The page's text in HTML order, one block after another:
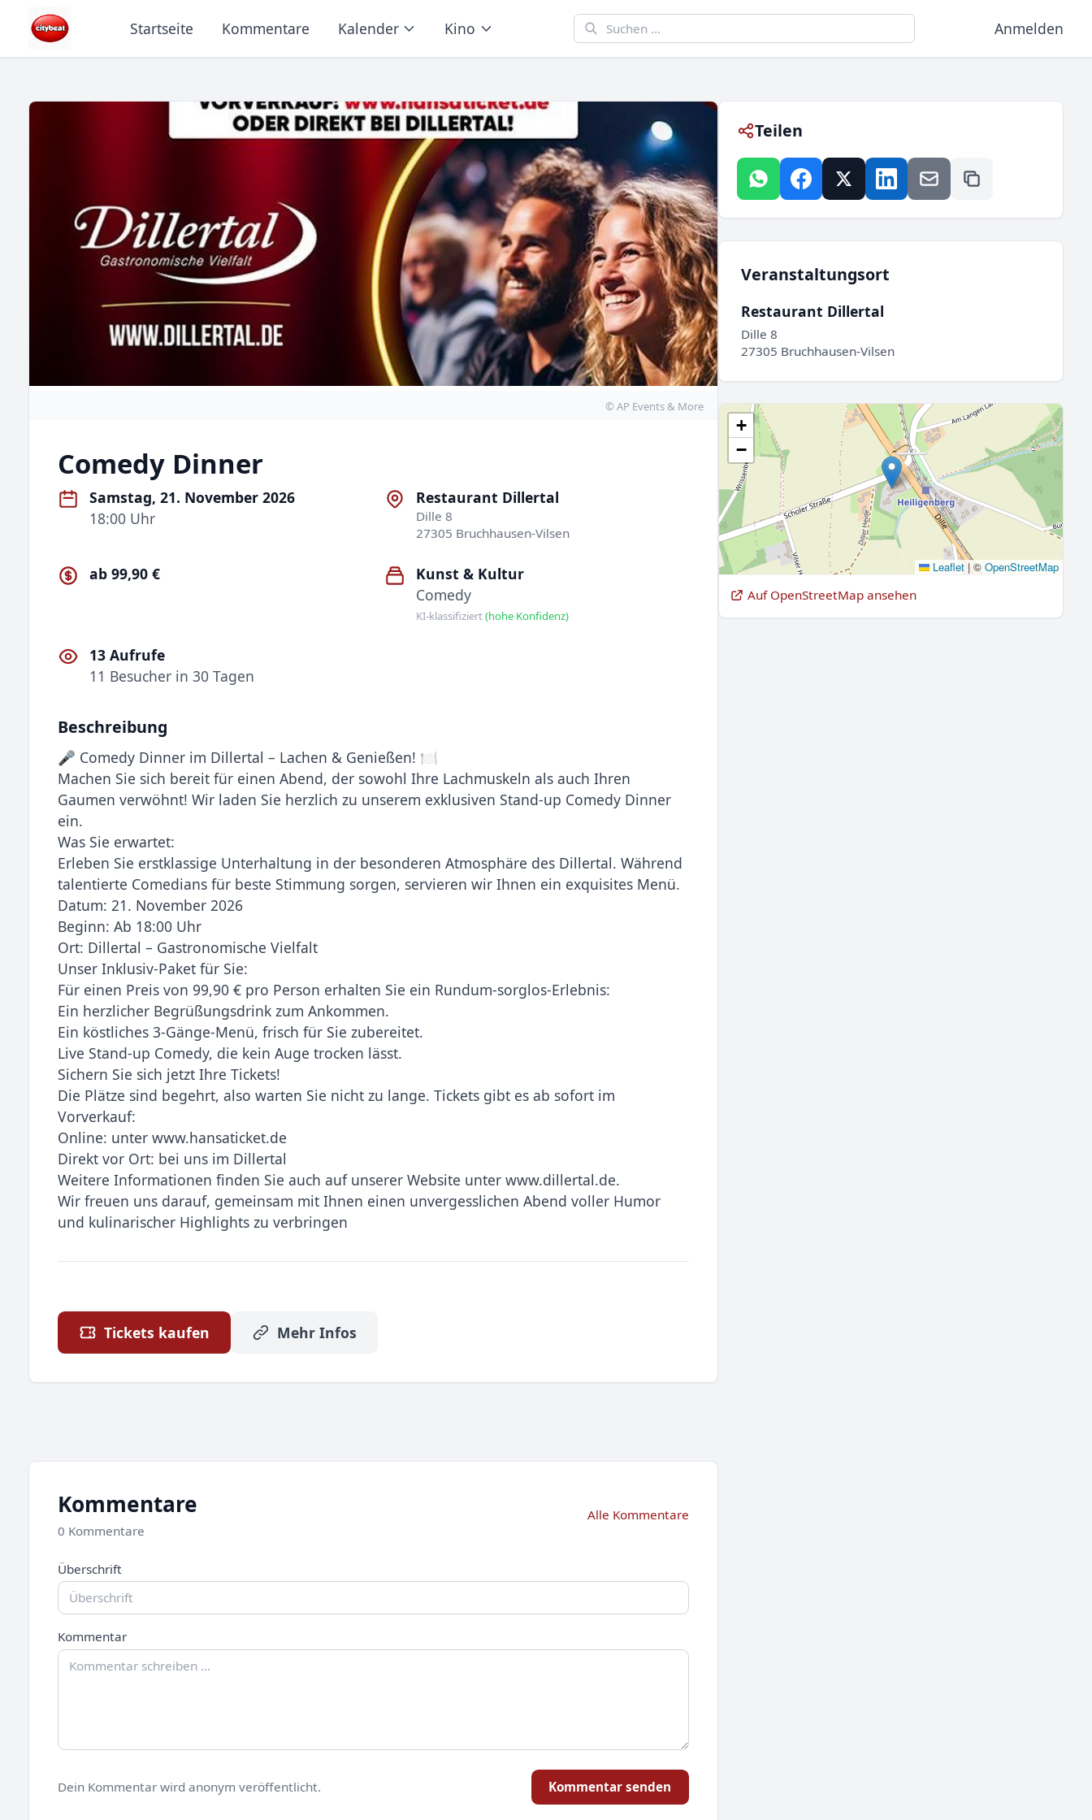
Startseite Kommentare Kalender Kino Anmelden
© AP Events & More
Comedy Dinner
Samstag, 21. November 2026
18:00 Uhr
Restaurant Dillertal
Dille 8
27305 Bruchhausen-Vilsen
ab 99,90 €
Kunst & Kultur
Comedy
KI-klassifiziert(hohe Konfidenz)
13 Aufrufe
11 Besucher in 30 Tagen
Beschreibung
🎤 Comedy Dinner im Dillertal – Lachen & Genießen! 🍽️
Machen Sie sich bereit für einen Abend, der sowohl Ihre Lachmuskeln als auch Ihren
Gaumen verwöhnt! Wir laden Sie herzlich zu unserem exklusiven Stand-up Comedy Dinner
ein.
Was Sie erwartet:
Erleben Sie erstklassige Unterhaltung in der besonderen Atmosphäre des Dillertal. Während
talentierte Comedians für beste Stimmung sorgen, servieren wir Ihnen ein exquisites Menü.
Datum: 21. November 2026
Beginn: Ab 18:00 Uhr
Ort: Dillertal – Gastronomische Vielfalt
Unser Inklusiv-Paket für Sie:
Für einen Preis von 99,90 € pro Person erhalten Sie ein Rundum-sorglos-Erlebnis:
Ein herzlicher Begrüßungsdrink zum Ankommen.
Ein köstliches 3-Gänge-Menü, frisch für Sie zubereitet.
Live Stand-up Comedy, die kein Auge trocken lässt.
Sichern Sie sich jetzt Ihre Tickets!
Die Plätze sind begehrt, also warten Sie nicht zu lange. Tickets gibt es ab sofort im
Vorverkauf:
Online: unter www.hansaticket.de
Direkt vor Ort: bei uns im Dillertal
Weitere Informationen finden Sie auch auf unserer Website unter www.dillertal.de.
Wir freuen uns darauf, gemeinsam mit Ihnen einen unvergesslichen Abend voller Humor
und kulinarischer Highlights zu verbringen
Tickets kaufen Mehr Infos
Teilen
Veranstaltungsort
Restaurant Dillertal
Dille 8
27305 Bruchhausen-Vilsen
+
−
Leaflet |© OpenStreetMap
Auf OpenStreetMap ansehen
Kommentare
0 Kommentare
Alle Kommentare
Überschrift
Kommentar
Dein Kommentar wird anonym veröffentlicht. Kommentar senden